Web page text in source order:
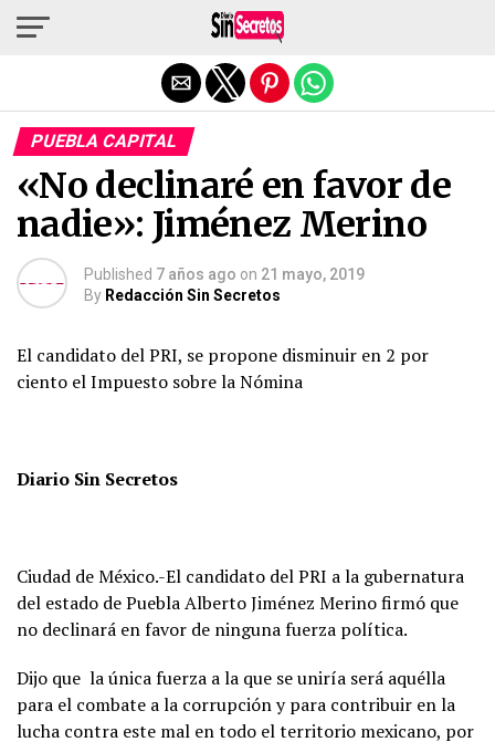
PUEBLA CAPITAL
«No declinaré en favor de
nadie»: Jiménez Merino
Published 7 años ago on 21 mayo, 2019
By Redacción Sin Secretos
El candidato del PRI, se propone disminuir en 2 por
ciento el Impuesto sobre la Nómina
Diario Sin Secretos
Ciudad de México.-El candidato del PRI a la gubernatura
del estado de Puebla Alberto Jiménez Merino firmó que
no declinará en favor de ninguna fuerza política.
Dijo que la única fuerza a la que se uniría será aquélla
para el combate a la corrupción y para contribuir en la
lucha contra este mal en todo el territorio mexicano, por
Salir de la versión móvil